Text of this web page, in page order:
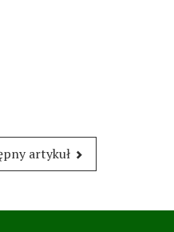
artykuł